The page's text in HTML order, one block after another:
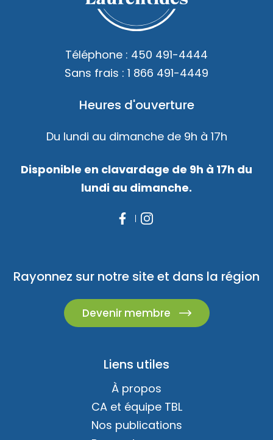
Téléphone : 450 491-4444
Sans frais : 1 866 491-4449
Heures d'ouverture
Du lundi au dimanche de 9h à 17h
Disponible en clavardage de 9h à 17h du
lundi au dimanche.
Rayonnez sur notre site et dans la région
Devenir membre
Liens utiles
À propos
CA et équipe TBL
Nos publications